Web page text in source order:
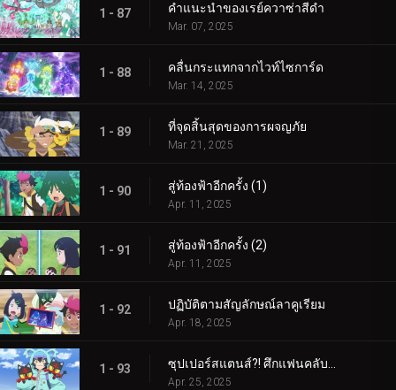
1 - 87 คำแนะนำของเรย์ควาซ่าสีดำ
Mar. 07, 2025
1 - 88 คลื่นกระแทกจากไวท์ไซการ์ด
Mar. 14, 2025
1 - 89 ที่จุดสิ้นสุดของการผจญภัย
Mar. 21, 2025
1 - 90 สู่ท้องฟ้าอีกครั้ง (1)
Apr. 11, 2025
1 - 91 สู่ท้องฟ้าอีกครั้ง (2)
Apr. 11, 2025
1 - 92 ปฏิบัติตามสัญลักษณ์ลาคูเรียม
Apr. 18, 2025
1 - 93
Apr. 25, 2025